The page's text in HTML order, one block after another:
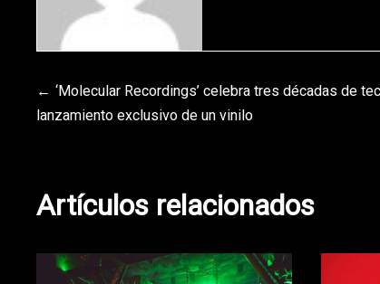
Navegación
entradas
‘Molecular Recordings’ celebra tres décadas de
lanzamiento exclusivo de un vinilo
Artículos relacionados